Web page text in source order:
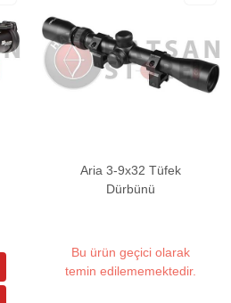
Aria 3-9x32 Tüfek
Dürbünü
Bu ürün geçici olarak
temin edilememektedir.